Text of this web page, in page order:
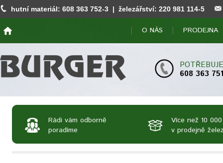
hutní materiál: 608 363 752-3 | železářství: 220 981 114-5
O NÁS PRODEJNA
608 363 751
Rádi vám odborně
poradíme
Více než 10
v prodejně